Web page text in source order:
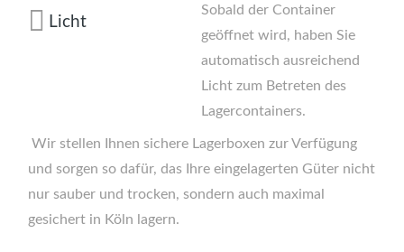
Licht
Sobald der Container
geöffnet wird, haben Sie
automatisch ausreichend
Licht zum Betreten des
Lagercontainers.
Wir stellen Ihnen sichere Lagerboxen zur Verfügung
und sorgen so dafür, das Ihre eingelagerten Güter nicht
nur sauber und trocken, sondern auch maximal
gesichert in Köln lagern.